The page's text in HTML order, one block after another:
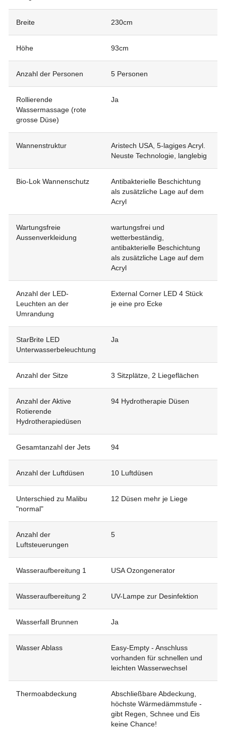
Breite 230cm
Höhe 93cm
Anzahl der Personen 5 Personen
Rollierende
Wassermassage (rote
grosse Düse)
Ja
Wannenstruktur
Aristech USA, 5-lagiges Acryl.
Neuste Technologie, langlebig
Bio-Lok Wannenschutz
Antibakterielle Beschichtung
als zusätzliche Lage auf dem
Acryl
Wartungsfreie
Aussenverkleidung
wartungsfrei und
wetterbeständig,
antibakterielle Beschichtung
als zusätzliche Lage auf dem
Acryl
Anzahl der LED-
Leuchten an der
Umrandung
External Corner LED 4 Stück
je eine pro Ecke
StarBrite LED
Unterwasserbeleuchtung
Ja
Anzahl der Sitze 3 Sitzplätze, 2 Liegeflächen
Anzahl der Aktive
Rotierende
Hydrotherapiedüsen
94 Hydrotherapie Düsen
Gesamtanzahl der Jets 94
Anzahl der Luftdüsen 10 Luftdüsen
Unterschied zu Malibu
"normal"
12 Düsen mehr je Liege
Anzahl der
Luftsteuerungen
5
Wasseraufbereitung 1 USA Ozongenerator
Wasseraufbereitung 2 UV-Lampe zur Desinfektion
Wasserfall Brunnen Ja
Wasser Ablass
Easy-Empty - Anschluss
vorhanden für schnellen und
leichten Wasserwechsel
Thermoabdeckung
Abschließbare Abdeckung,
höchste Wärmedämmstufe -
gibt Regen, Schnee und Eis
keine Chance!